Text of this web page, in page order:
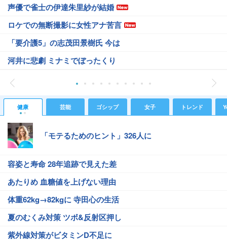
声優で雀士の伊達朱里紗が結婚
ロケでの無断撮影に女性アナ苦言
「要介護5」の志茂田景樹氏 今は
河井に悲劇 ミナミでぼったくり
健康 芸能 ゴシップ 女子 トレンド
「モテるためのヒント」326人に
容姿と寿命 28年追跡で見えた差
あたりめ 血糖値を上げない理由
体重62kg→82kgに 寺田心の生活
夏のむくみ対策 ツボ&反射区押し
紫外線対策がビタミンD不足に